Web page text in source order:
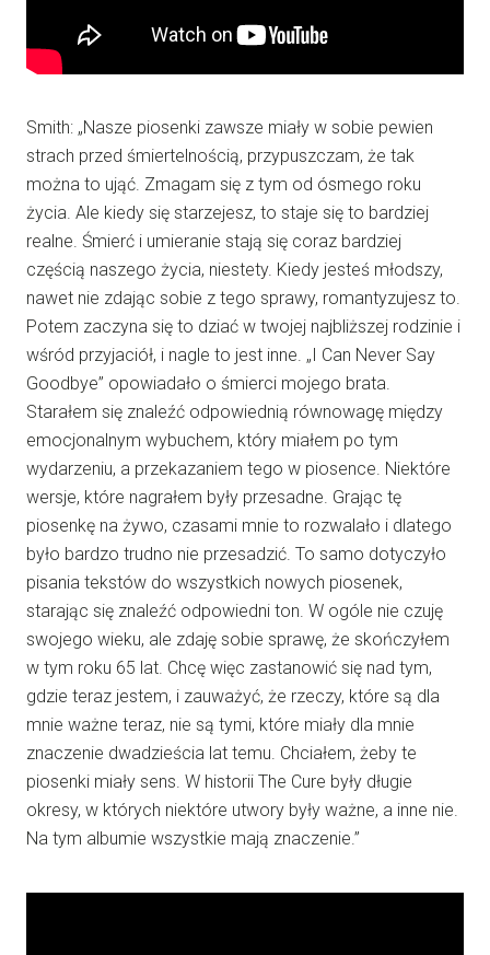
Smith: „Nasze piosenki zawsze miały w sobie pewien
strach przed śmiertelnością, przypuszczam, że tak
można to ująć. Zmagam się z tym od ósmego roku
życia. Ale kiedy się starzejesz, to staje się to bardziej
realne. Śmierć i umieranie stają się coraz bardziej
częścią naszego życia, niestety. Kiedy jesteś młodszy,
nawet nie zdając sobie z tego sprawy, romantyzujesz to.
Potem zaczyna się to dziać w twojej najbliższej rodzinie i
wśród przyjaciół, i nagle to jest inne. „I Can Never Say
Goodbye” opowiadało o śmierci mojego brata.
Starałem się znaleźć odpowiednią równowagę między
emocjonalnym wybuchem, który miałem po tym
wydarzeniu, a przekazaniem tego w piosence. Niektóre
wersje, które nagrałem były przesadne. Grając tę
piosenkę na żywo, czasami mnie to rozwalało i dlatego
było bardzo trudno nie przesadzić. To samo dotyczyło
pisania tekstów do wszystkich nowych piosenek,
starając się znaleźć odpowiedni ton. W ogóle nie czuję
swojego wieku, ale zdaję sobie sprawę, że skończyłem
w tym roku 65 lat. Chcę więc zastanowić się nad tym,
gdzie teraz jestem, i zauważyć, że rzeczy, które są dla
mnie ważne teraz, nie są tymi, które miały dla mnie
znaczenie dwadzieścia lat temu. Chciałem, żeby te
piosenki miały sens. W historii The Cure były długie
okresy, w których niektóre utwory były ważne, a inne nie.
Na tym albumie wszystkie mają znaczenie.”